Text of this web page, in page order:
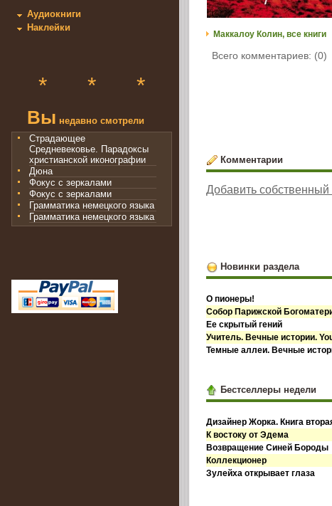
Аудиокниги
Наклейки
* * *
Вы недавно смотрели
Страдающее
Средневековье. Парадоксы
христианской иконографии
Дюна
Фокус с зеркалами
Фокус с зеркалами
Грамматика немецкого языка
Грамматика немецкого языка
Маккалоу Колин, все книги
Всего комментариев: (0)
Комментарии
Добавить
Новинки раздела
О пионеры!
Собор Парижской
Ее скрытый гений
Учитель. Вечные истории.
Темные аллеи. Вечные
Бестселлеры недели
Дизайнер Жорка. Книга
К востоку от Эдема
Возвращение Синей Бороды
Коллекционер
Зулейха открывает глаза